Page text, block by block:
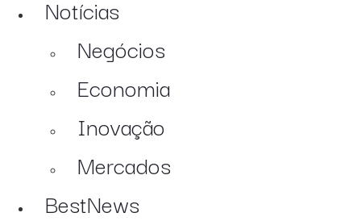
Notícias
Negócios
Economia
Inovação
Mercados
BestNews